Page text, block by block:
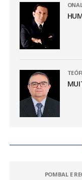
POMBAL E